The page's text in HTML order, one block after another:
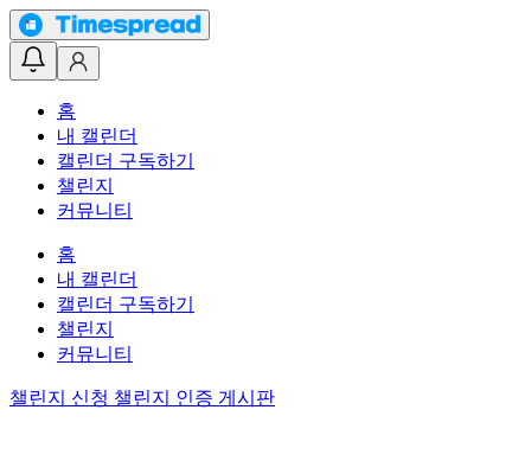
홈
내 캘린더
캘린더 구독하기
챌린지
커뮤니티
홈
내 캘린더
캘린더 구독하기
챌린지
커뮤니티
챌린지 신청 챌린지 인증 게시판